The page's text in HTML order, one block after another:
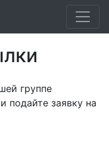
группе
и подайте заявку на